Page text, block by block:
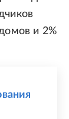
и 2%